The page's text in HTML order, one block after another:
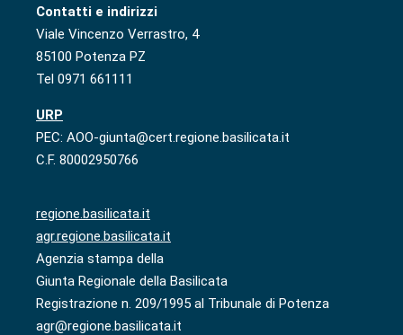
Contatti e indirizzi
Viale Vincenzo Verrastro, 4
85100 Potenza PZ
Tel 0971 661111
URP
PEC: AOO-giunta@cert.regione.basilicata.it
C.F. 80002950766
regione.basilicata.it
agr.regione.basilicata.it
Agenzia stampa della
Giunta Regionale della Basilicata
Registrazione n. 209/1995 al Tribunale di Potenza
agr@regione.basilicata.it